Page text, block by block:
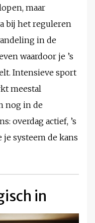
maar
bij het reguleren
in de
waardoor je ’s
Intensieve sport
meestal
nog in de
overdag actief, ’s
je systeem de kans
in